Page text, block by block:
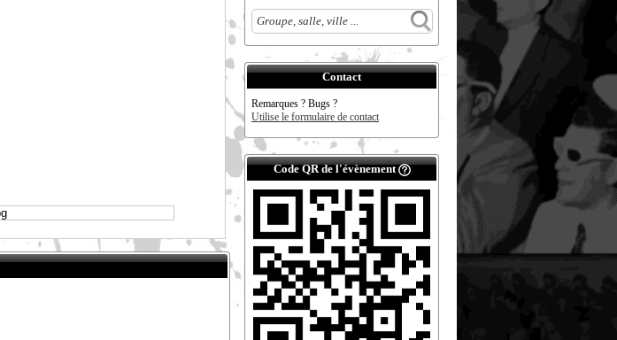
Contact
Remarques ? Bugs ?
Utilise le formulaire de contact
Code QR de l'évènement